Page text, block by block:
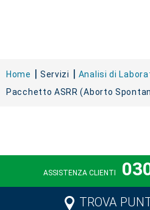
Home Servizi
Analisi di
Pacchetto ASRR (Aborto
ASSISTENZA CLIENTI
TROVA